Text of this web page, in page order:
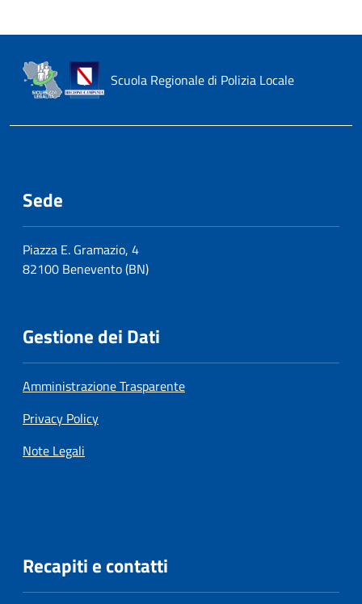
Scuola Regionale di Polizia Locale
Sede
Piazza E. Gramazio, 4
82100 Benevento (BN)
Gestione dei Dati
Amministrazione Trasparente
Privacy Policy
Note Legali
Recapiti e contatti